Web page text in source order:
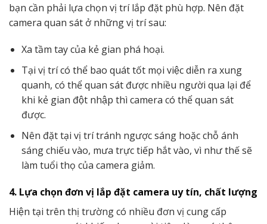
bạn cần phải lựa chọn vị trí lắp đặt phù hợp. Nên đặt
camera quan sát ở những vị trí sau:
Xa tầm tay của kẻ gian phá hoại.
Tại vị trí có thể bao quát tốt mọi việc diễn ra xung
quanh, có thể quan sát được nhiều người qua lại để
khi kẻ gian đột nhập thì camera có thể quan sát
được.
Nên đặt tại vị trí tránh ngược sáng hoặc chỗ ánh
sáng chiếu vào, mưa trực tiếp hắt vào, vì như thế sẽ
làm tuổi thọ của camera giảm.
4. Lựa chọn đơn vị lắp đặt camera uy tín, chất lượng
Hiện tại trên thị trường có nhiều đơn vị cung cấp